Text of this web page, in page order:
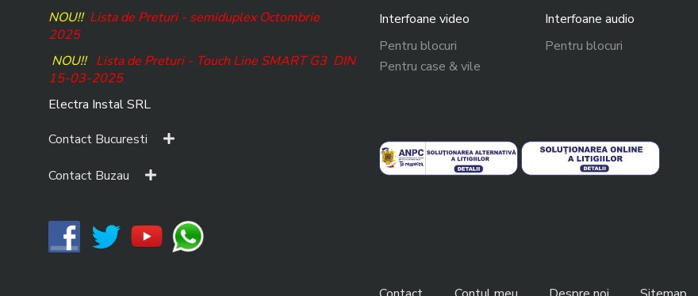
NOU!! Lista de Preturi - semiduplex Octombrie
2025
NOU!! Lista de Preturi - Touch Line SMART G3DIN
15-03-2025
Electra Instal SRL
Contact Bucuresti
Contact Buzau
Interfoane video
Pentru blocuri
Pentru case & vile
Interfoane audio
Pentru blocuri